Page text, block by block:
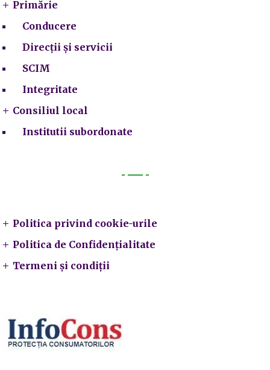
Primărie
Conducere
Direcții și servicii
SCIM
Integritate
Consiliul local
Institutii subordonate
Politica privind cookie-urile
Politica de Confidențialitate
Termeni și condiții